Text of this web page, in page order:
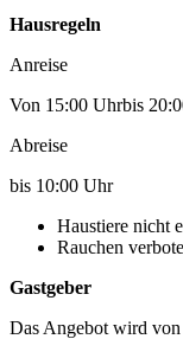
Hausregeln
Anreise
Von 15:00 Uhrbis
Abreise
bis 10:00 Uhr
Haustiere nicht
Rauchen
Gastgeber
Das Angebot wird